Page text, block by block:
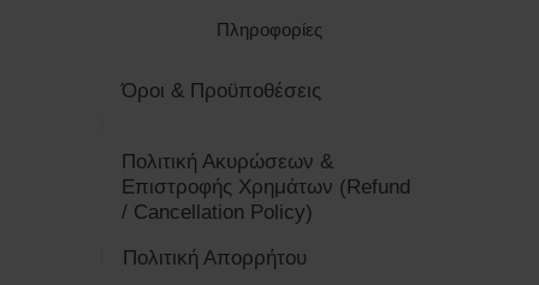
Πληροφορίες
Όροι & Προϋποθέσεις
Πολιτική Ακυρώσεων &
Επιστροφής Χρημάτων (Refund
/ Cancellation Policy)
Πολιτική Απορρήτου